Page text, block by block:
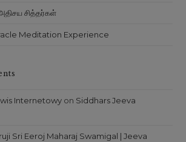
சித்தர்கள்
Meditation Experience
Internetowy on Siddhars Jeeva
Sri Eeroj Maharaj Swamigal | Jeeva